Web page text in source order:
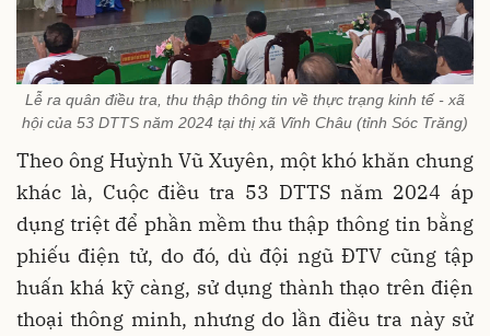
Lễ ra quân điều tra, thu thập thông tin về thực trạng kinh tế - xã
hội của 53 DTTS năm 2024 tại thị xã Vĩnh Châu (tỉnh Sóc Trăng)
Theo ông Huỳnh Vũ Xuyên, một khó khăn chung
khác là, Cuộc điều tra 53 DTTS năm 2024 áp
dụng triệt để phần mềm thu thập thông tin bằng
phiếu điện tử, do đó, dù đội ngũ ĐTV cũng tập
huấn khá kỹ càng, sử dụng thành thạo trên điện
thoại thông minh, nhưng do lần điều tra này sử